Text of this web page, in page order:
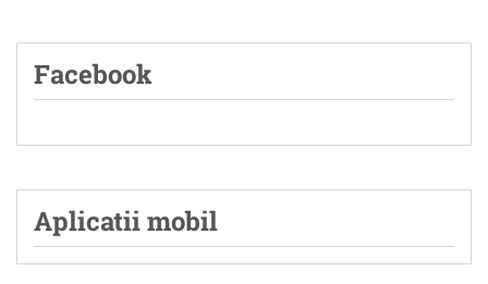
Facebook
Aplicatii mobil